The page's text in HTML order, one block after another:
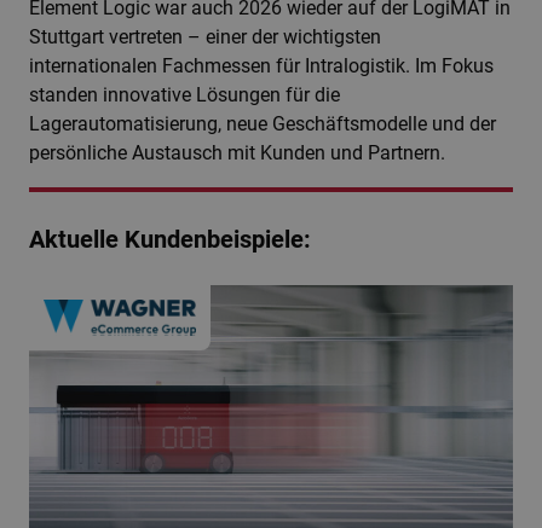
Element Logic war auch 2026 wieder auf der LogiMAT in
Stuttgart vertreten – einer der wichtigsten
internationalen Fachmessen für Intralogistik. Im Fokus
standen innovative Lösungen für die
Lagerautomatisierung, neue Geschäftsmodelle und der
persönliche Austausch mit Kunden und Partnern.
Aktuelle Kundenbeispiele: